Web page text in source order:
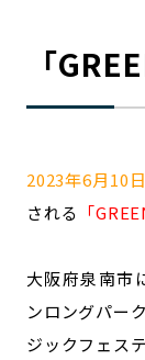
「
2023年6月10
される 「
大阪府泉南市
ンロングパー
ジックフェス